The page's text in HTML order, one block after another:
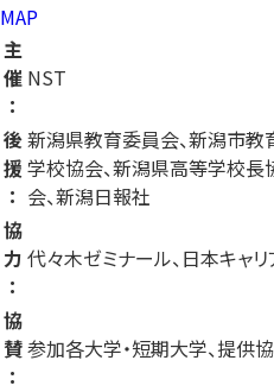
MAP
主
催
：
NST
後
援
：
新潟県教育委員会、新潟市
学校協会、新潟県高等学校長
会、新潟日報社
協
力
：
代々木ゼミナール、日本キャ
協
賛
：
参加各大学・短期大学、提供